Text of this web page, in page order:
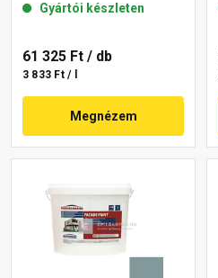
Gyártói készleten
61 325 Ft / db
3 833 Ft / l
Megnézem